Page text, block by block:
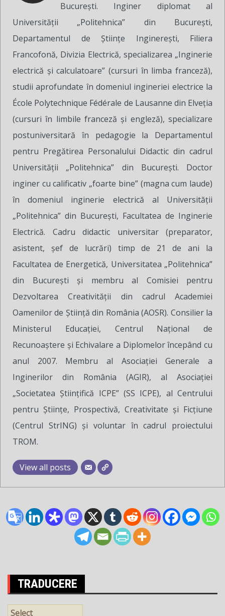
București. Inginer diplomat al
Universității „Politehnica” din București,
Departamentul de Științe Inginerești, Filiera
Francofonă, Divizia Electrică, specializarea „Inginerie
electrică și calculatoare” (cursuri în limba franceză),
studii aprofundate în domeniul ingineriei electrice la
École Polytechnique Fédérale de Lausanne din Elveția
(cursuri în limbile franceză și engleză), specializare
postuniversitară în pedagogie la Departamentul
pentru Pregătirea Personalului Didactic din cadrul
Universității „Politehnica” din București. Doctor
inginer cu calificativ „foarte bine” (magna cum laude)
în domeniul inginerie electrică al Universității
„Politehnica” din București, Facultatea de Inginerie
Electrică. Cadru didactic universitar (preparator,
asistent, șef de lucrări) timp de 21 de ani la
Facultatea de Energetică, Universitatea „Politehnica”
din București și membru al Comisiei pentru
Dezvoltarea Creativității din cadrul Academiei
Oamenilor de Știință din România (AOSR). Consilier la
Ministerul Educației, Centrul Național de
Recunoaștere și Echivalare a Diplomelor începând cu
anul 2007. Membru al Asociației Generale a
Inginerilor din România (AGIR), al Asociației
„Societatea Științifică ICPE” (SS ICPE), al Centrului
pentru Științe, Prospectivă, Creativitate și Ficțiune
(Centrul StrING) și voluntar în cadrul proiectului
TROM.
View all posts
TRADUCERE
Select